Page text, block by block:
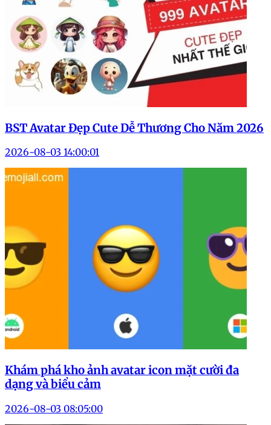
BST Avatar Đẹp Cute Dễ Thương Cho Năm 2026
2026-08-03 14:00:01
Khám phá kho ảnh avatar icon mặt cười đa
dạng và biểu cảm
2026-08-03 08:05:00